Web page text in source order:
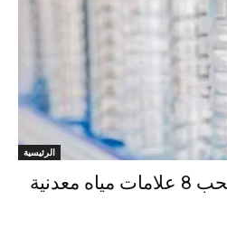
الرئيسية
قرار صحي عاجل بسحب 8 علامات مياه معدنية